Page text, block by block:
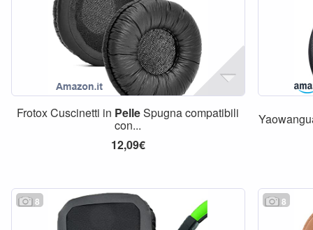
Frotox Cuscinetti in PelleSpugna compatibili
con...
12,09€
8 8